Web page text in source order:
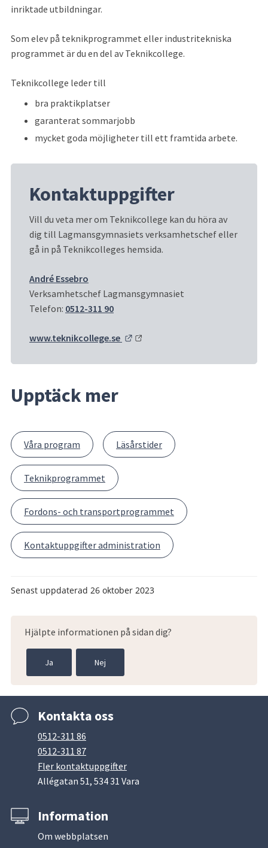
inriktade utbildningar.
Som elev på teknikprogrammet eller industritekniska
programmet är du en del av Teknikcollege.
Teknikcollege leder till
bra praktikplatser
garanterat sommarjobb
mycket goda möjligheter till ett framtida arbete.
Kontaktuppgifter
Vill du veta mer om Teknikcollege kan du höra av
dig till Lagmansgymnasiets verksamhetschef eller
gå in på Teknikcolleges hemsida.
André Essebro
Verksamhetschef Lagmansgymnasiet
Telefon: 0512-311 90
www.teknikcollege.se Länk till annan webbplats.
Upptäck mer
Våra program Läsårstider
Teknikprogrammet
Fordons- och transportprogrammet
Kontaktuppgifter administration
Senast uppdaterad 26 oktober 2023
Hjälpte informationen på sidan dig?
Ja Nej
Kontakta oss
0512-311 86
0512-311 87
Fler kontaktuppgifter
Allégatan 51, 534 31 Vara
Information
Om webbplatsen